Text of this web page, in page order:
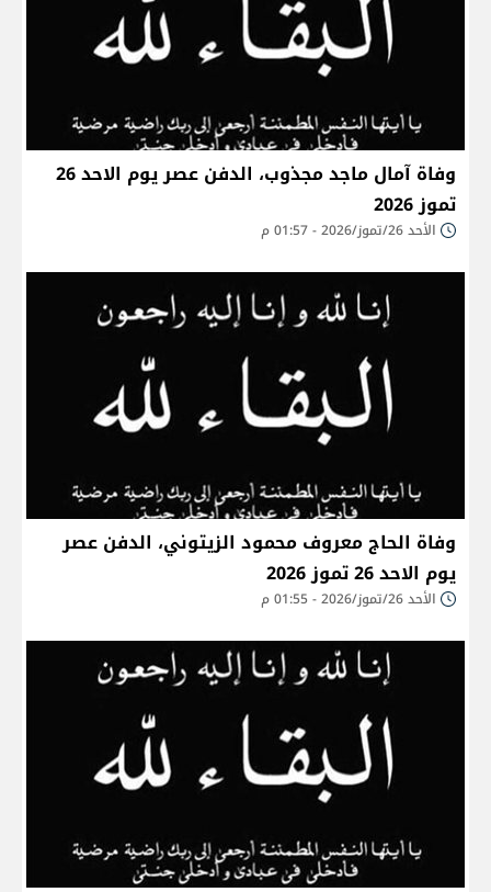
وفاة آمال ماجد مجذوب، الدفن عصر يوم الاحد 26
تموز 2026
الأحد 26/تموز/2026 - 01:57 م
وفاة الحاج معروف محمود الزيتوني، الدفن عصر
يوم الاحد 26 تموز 2026
الأحد 26/تموز/2026 - 01:55 م